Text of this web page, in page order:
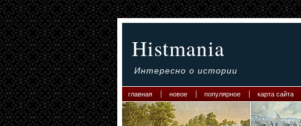
Histmania
Интересно о истории
главная новое популярное карта сайта